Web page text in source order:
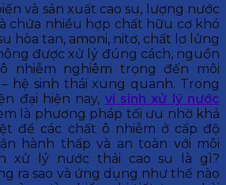
và sản xuất cao su, lượng nước
chứa nhiều hợp chất hữu cơ khó
hòa tan, amoni, nitơ, chất lơ lửng
được xử lý đúng cách, nguồn
nhiễm nghiêm trọng đến môi
hệ sinh thái xung quanh. Trong
đại hiện nay, vi sinh xử lý nước
là phương pháp tối ưu nhờ khả
để các chất ô nhiễm ở cấp độ
hành thấp và an toàn với môi
xử lý nước thải cao su là gì?
ra sao và ứng dụng như thế nào